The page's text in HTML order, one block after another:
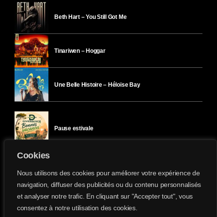
Cookies
Nous utilisons des cookies pour améliorer votre expérience de
navigation, diffuser des publicités ou du contenu personnalisés
et analyser notre trafic. En cliquant sur "Accepter tout", vous
consentez à notre utilisation des cookies.
Beth Hart – You Still Got Me
Tinariwen – Hoggar
Une Belle Histoire – Héloïse Bay
Pause estivale
Ici l’Ombre – mardi 28 juillet